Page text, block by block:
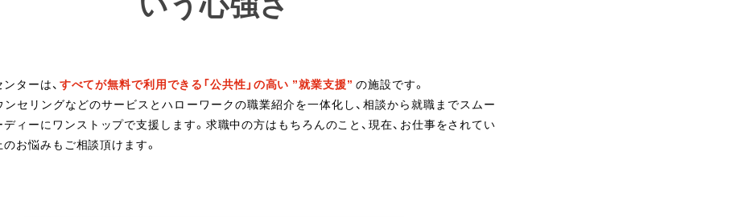
ターは、 すべてが無料で利用できる「公共性」の高い ”就業支援” の施設です。
ンセリングなどのサービスとハローワークの職業紹介を一体化し、相談から就職までスムー
ィーにワンストップで支援します。求職中の方はもちろんのこと、現在、お仕事をされてい
お悩みもご相談頂けます。